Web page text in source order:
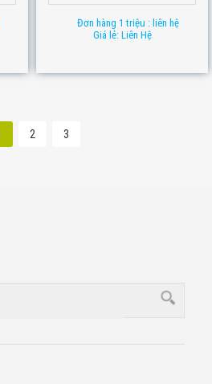
Đơn hàng 1 triệu : liên hệ
Giá lẻ: Liên Hệ
2 3